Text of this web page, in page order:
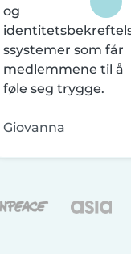
og
ssystemer som får
medlemmene til å
føle seg trygge.
Giovanna